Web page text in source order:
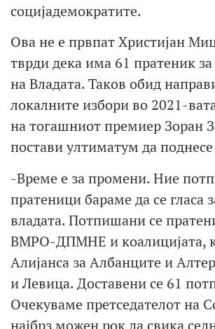
социјадемократите.
Ова не е првпат Христијан
тврди дека има 61 пратеник
на Владата. Таков обид
локалните избори во 2021-
на тогашниот премиер Зоран
постави ултиматум да поднесе
-Време е за промени. Ние
пратеници бараме да се гласа
владата. Потпишани се
ВМРО-ДПМНЕ и коалицијата,
Алијанса за Албанците и
и Левица. Доставени се 61
Очекуваме претседателот на
најбрз можен рок да свика